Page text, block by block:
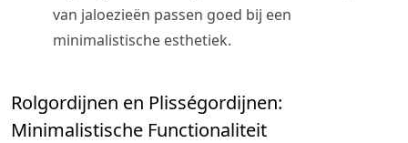
van jaloezieën passen goed bij een
minimalistische esthetiek.
Rolgordijnen en Plisségordijnen:
Minimalistische Functionaliteit